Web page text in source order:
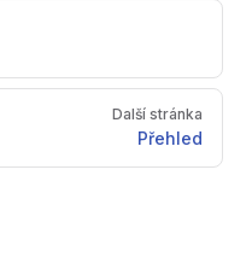
Další stránka
Přehled